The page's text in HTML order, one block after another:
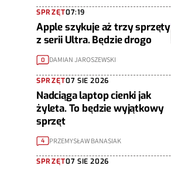
SPRZĘT07:19
Apple szykuje aż trzy sprzęty
z serii Ultra. Będzie drogo
0 DAMIAN JAROSZEWSKI
SPRZĘT07 SIE 2026
Nadciąga laptop cienki jak
żyleta. To będzie wyjątkowy
sprzęt
4 PRZEMYSŁAW BANASIAK
SPRZĘT07 SIE 2026